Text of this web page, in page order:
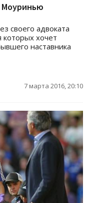
своего адвоката
хочет
наставника
7 марта 2016, 20:10